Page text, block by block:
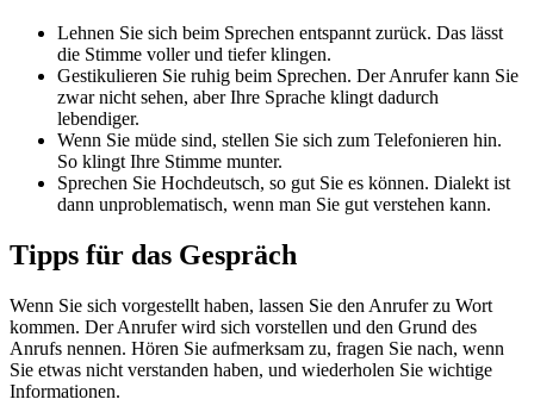
Lehnen Sie sich beim Sprechen entspannt zurück. Das lässt
die Stimme voller und tiefer klingen.
Gestikulieren Sie ruhig beim Sprechen. Der Anrufer kann Sie
zwar nicht sehen, aber Ihre Sprache klingt dadurch
lebendiger.
Wenn Sie müde sind, stellen Sie sich zum Telefonieren hin.
So klingt Ihre Stimme munter.
Sprechen Sie Hochdeutsch, so gut Sie es können. Dialekt ist
dann unproblematisch, wenn man Sie gut verstehen kann.
Tipps für das Gespräch
Wenn Sie sich vorgestellt haben, lassen Sie den Anrufer zu Wort
kommen. Der Anrufer wird sich vorstellen und den Grund des
Anrufs nennen. Hören Sie aufmerksam zu, fragen Sie nach, wenn
Sie etwas nicht verstanden haben, und wiederholen Sie wichtige
Informationen.